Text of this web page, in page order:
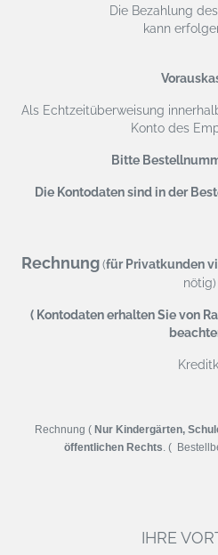
Die Bezahlung
kann
Als Echtzeitüberweisung
Konto des
Bitte
Die Kontodaten sind in der
Rechnung (für Privatkunden
nötig)
( Kontodaten erhalten Sie von
Rechnung ( Nur Kindergärten,
öffentlichen Rechts. (
IHRE